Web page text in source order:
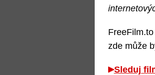
zde může
Sleduj